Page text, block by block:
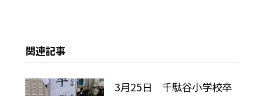
関連記事
3月25日 千駄谷小学校卒